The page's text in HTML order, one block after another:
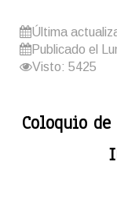
Última
Publicado el
Visto: 5425
Coloquio